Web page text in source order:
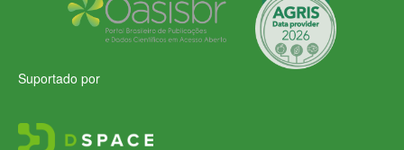
Suportado por